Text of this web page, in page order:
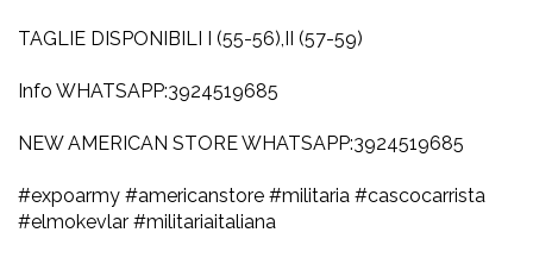
TAGLIE DISPONIBILI I (55-56),II (57-59)
Info WHATSAPP:3924519685
NEW AMERICAN STORE WHATSAPP:3924519685
#expoarmy #americanstore #militaria #cascocarrista
#elmokevlar #militariaitaliana